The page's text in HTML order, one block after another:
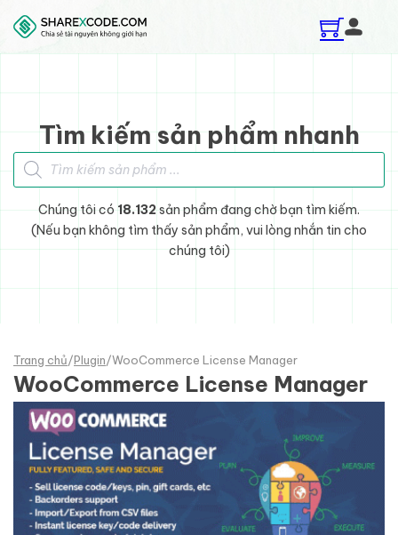
Skip to main content
Skip to footer
Tìm kiếm sản phẩm nhanh
Tìm kiếm sản phẩm
Chúng tôi có 18.132sản phẩm đang chờ bạn tìm kiếm.
(Nếu bạn không tìm thấy sản phẩm, vui lòng nhắn tin cho
chúng tôi)
Trang chủ/Plugin/WooCommerce License Manager
WooCommerce License Manager